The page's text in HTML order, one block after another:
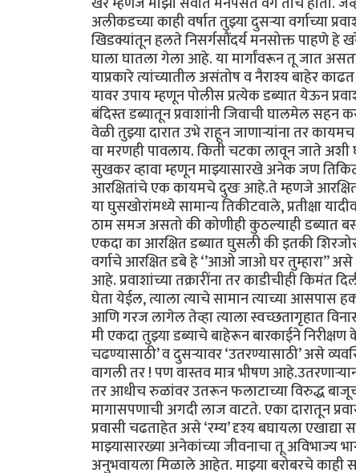
अलीकडच्या काही वर्षात तुझ्या दुसऱ्या वर्गाच्या
खिडक्यांतून हलते निसर्गसौंदर्य मनसोक्त पाहणे हे
घाला घातला गेला आहे. या मार्गांवरून तू जात
याप्रकारे त्यांच्यातील असंतोष व नैराश्य बाहेर
यावर उपाय म्हणून पोलीस प्रत्येक डब्यात येऊन
बंदिस्त डब्यातून प्रवाशांनी जिवाची घालमेल
वेळी तुझ्या दारात उभे राहून जाणाऱ्यांना तर
वा मरणही पावलाय. किती चटका लावून जाते
सुखकर व्हावा म्हणून माझ्यासारखे अनेक जण
आरक्षितांचे एक कायमचे दुखः आहे.ते म्हणजे
या घुसखोरांमध्ये सामान्य तिकीटवाले, प्रतीक्षा
ठाम समज असतो की कोणीही कुठल्याही डब्यात
एकदा का आरक्षित डब्यात घुसली की इतकी
वर्गाचे आरक्षित डबे हे ‘’आओ जाओ घर तुम्हारा’’
आहे. प्रवाशांच्या तक्रारींना तर काडीचीही किमंत
घेता येईल, त्याला त्याचे सामान त्याच्या आसपास
आणि गरज लागेल तेव्हा त्याला स्वच्छतागृहात
मी एकदा तुझ्या डब्याचे बाहेरून बारकाईने
चढण्यासाठी’ व दुसऱ्यावर ‘उतरण्यासाठी’ असे
वागली तर ! पण वास्तव मात्र भीषण
तर आधीच रुळांवर उतरून फलाटाच्या विरुद्ध
मागासपणाची अगदी लाज वाटते. एका दारातून
प्रवासी चढताहेत असे ‘रम्य’ दृश्य बघायला
माझ्यासारख्या अनेकांच्या जीवनाचा तू
अनुभवायला मिळाले आहेत. माझ्या बरोबरचे